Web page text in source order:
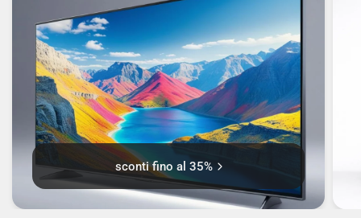
sconti fino al 35%